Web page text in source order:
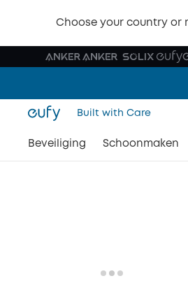
Choose your country or
Built with Care
Beveiliging Schoonmaken